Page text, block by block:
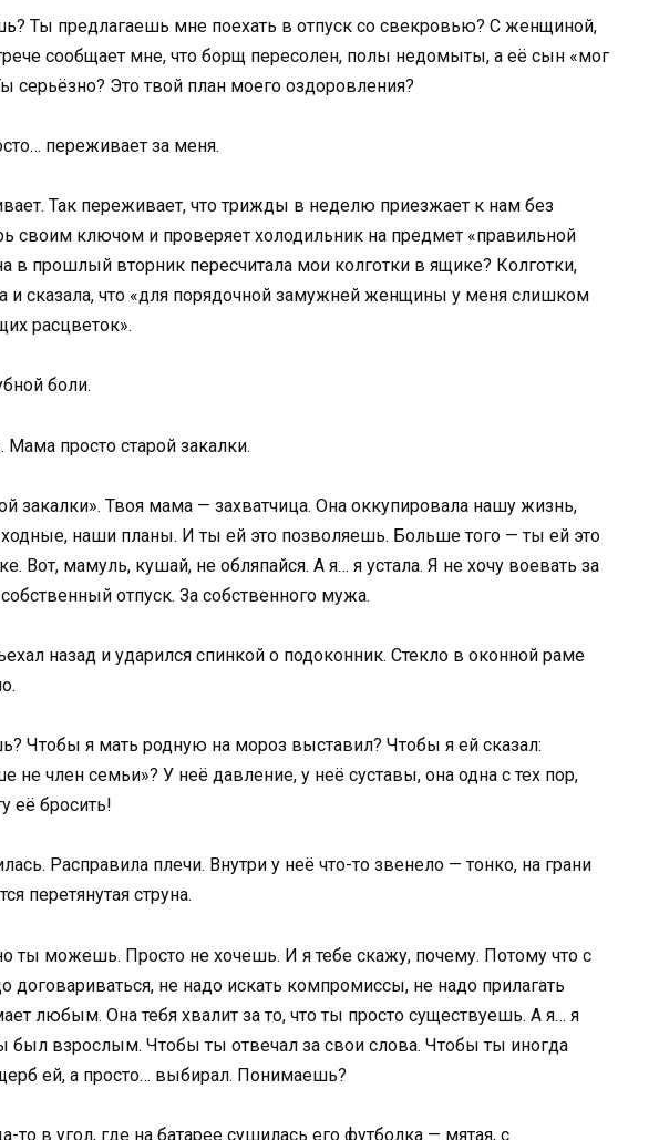
Ты предлагаешь мне поехать в отпуск со свекровью? С женщиной,
сообщает мне, что борщ пересолен, полы недомыты, а её сын «мог
серьёзно? Это твой план моего оздоровления?
переживает за меня.
Так переживает, что трижды в неделю приезжает к нам без
своим ключом и проверяет холодильник на предмет «правильной
в прошлый вторник пересчитала мои колготки в ящике? Колготки,
и сказала, что «для порядочной замужней женщины у меня слишком
расцветок».
боли.
просто старой закалки.
закалки». Твоя мама — захватчица. Она оккупировала нашу жизнь,
наши планы. И ты ей это позволяешь. Больше того — ты ей это
Вот, мамуль, кушай, не обляпайся. А я… я устала. Я не хочу воевать за
отпуск. За собственного мужа.
назад и ударился спинкой о подоконник. Стекло в оконной раме
Чтобы я мать родную на мороз выставил? Чтобы я ей сказал:
не член семьи»? У неё давление, у неё суставы, она одна с тех пор,
её бросить!
Расправила плечи. Внутри у неё что-то звенело — тонко, на грани
перетянутая струна.
ты можешь. Просто не хочешь. И я тебе скажу, почему. Потому что с
договариваться, не надо искать компромиссы, не надо прилагать
любым. Она тебя хвалит за то, что ты просто существуешь. А я… я
был взрослым. Чтобы ты отвечал за свои слова. Чтобы ты иногда
ей, а просто… выбирал. Понимаешь?
то в угол, где на батарее сушилась его футболка — мятая, с